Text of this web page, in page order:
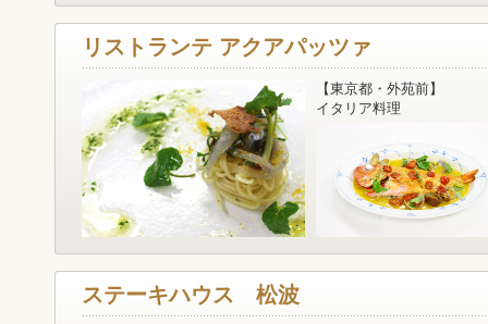
リストランテ アクアパッツァ
【東京都・外苑前】
イタリア料理
ステーキハウス 松波